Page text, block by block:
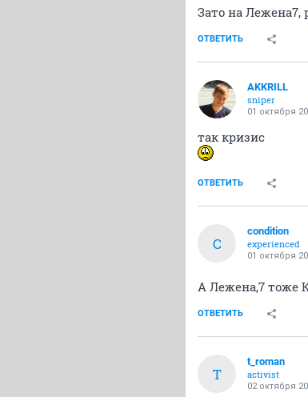
Зато на Лежена7,
ОТВЕТИТЬ
AKKRILL
sniper
01 октября
так кризис
ОТВЕТИТЬ
C
condition
experienced
01 октября
А Лежена,7 тоже
ОТВЕТИТЬ
T
t_roman
activist
02 октября